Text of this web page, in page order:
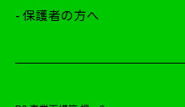
- 保護者の方へ